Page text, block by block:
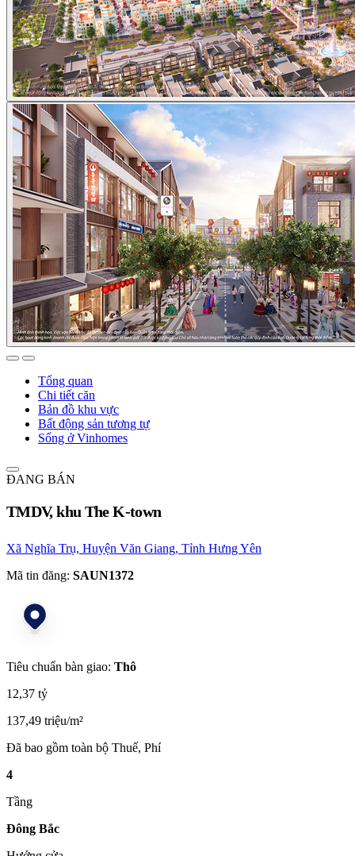
Tổng quan
Chi tiết căn
Bản đồ khu vực
Bất động sản tương tự
Sống ở Vinhomes
ĐANG BÁN
TMDV, khu The K-town
Xã Nghĩa Trụ, Huyện Văn Giang, Tỉnh Hưng Yên
Mã tin đăng: SAUN1372
Tiêu chuẩn bàn giao: Thô
12,37 tỷ
137,49 triệu/m²
Đã bao gồm toàn bộ Thuế, Phí
4
Tầng
Đông Bắc